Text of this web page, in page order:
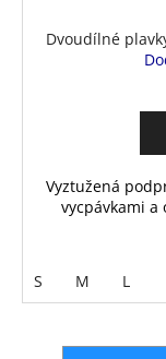
Dvoudílné
Vyztužená
vycpávkami a
S M L